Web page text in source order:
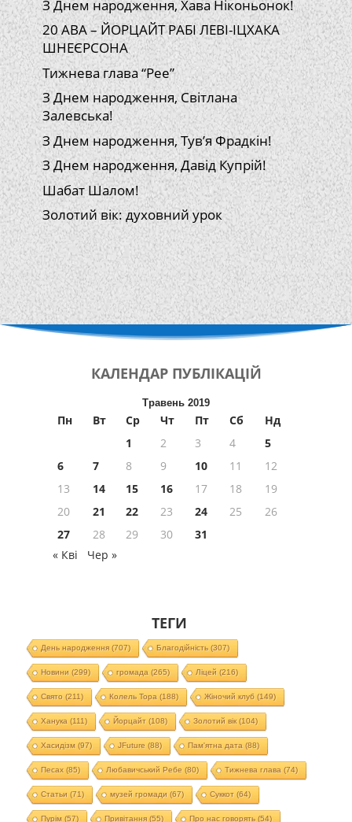
З Днем народження, Хава Ніконьонок!
20 АВА – ЙОРЦАЙТ РАБІ ЛЕВІ-ІЦХАКА
ШНЕЄРСОНА
Тижнева глава “Рее”
З Днем народження, Світлана
Залевська!
З Днем народження, Тув’я Фрадкін!
З Днем народження, Давід Купрій!
Шабат Шалом!
Золотий вік: духовний урок
КАЛЕНДАР ПУБЛІКАЦІЙ
Травень 2019
Пн Вт Ср Чт Пт Сб
Нд
1
2 3 4
5
6
7 8 9 10 11
12
13
14 15 16 17 18
19
20
21 22 23 24 25
26
27
28 29 30
31
« Кві
Чер »
ТЕГИ
День народження(707) Благодійність (307)
Новини (299) громада (265) Ліцей (216)
Свято (211) Колель Тора (188) Жіночий клуб (149)
Ханука (111) Йорцайт (108) Золотий вік(104)
Хасидізм (97) JFuture (88) Пам'ятна дата (88)
Песах(85) Любавичський Ребе (80) Тижнева глава (74)
Статьи (71) музей громади (67) Суккот (64)
Пурім (57) Привітання(55) Про нас говорять (54)